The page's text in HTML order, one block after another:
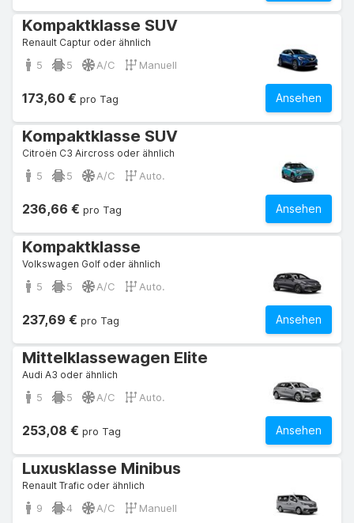
Kompaktklasse SUV
Renault Captur oder ähnlich
5 5 A/C Manuell
Ansehen
173,60 € pro Tag
Kompaktklasse SUV
Citroën C3 Aircross oder ähnlich
5 5 A/C Auto.
Ansehen
236,66 € pro Tag
Kompaktklasse
Volkswagen Golf oder ähnlich
5 5 A/C Auto.
Ansehen
237,69 € pro Tag
Mittelklassewagen Elite
Audi A3 oder ähnlich
5 5 A/C Auto.
Ansehen
253,08 € pro Tag
Luxusklasse Minibus
Renault Trafic oder ähnlich
9 4 A/C Manuell